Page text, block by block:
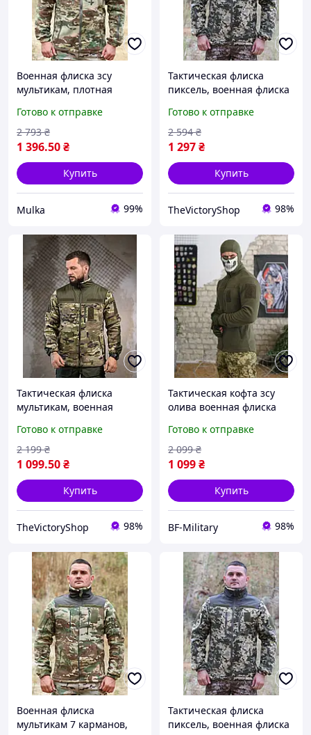
Военная флиска зсу
мультикам, плотная
тактическая кофта
мультикам 58 exyuc
Готово к отправке
1 396.50₴
2 793 ₴
Купить
Mulka 99%
Тактическая флиска
пиксель, военная флиска
флиска пиксель 60 frocgs
Готово к отправке
1 297₴
2 594 ₴
Купить
TheVictoryShop 98%
Тактическая флиска
мультикам, военная
теплая мужская флиска
мультикам S uabrf
Готово к отправке
1 099.50₴
2 199 ₴
Купить
TheVictoryShop 98%
Тактическая кофта зсу
олива военная флиска
армейская флиска олива
всесезонная BAGS
Готово к отправке
1 099₴
2 099 ₴
Купить
BF-Military 98%
Военная флиска
мультикам 7 карманов,
Тактическая флиска
пиксель, военная флиска